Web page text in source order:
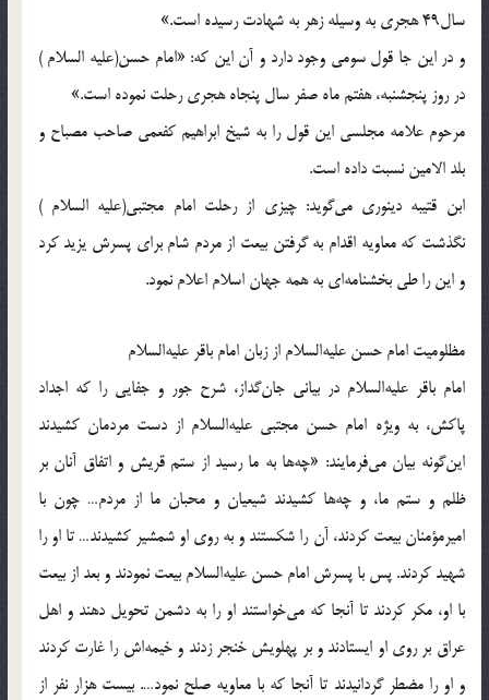
سال‌49 هجرى به وسيله زهر به شهادت رسيده است.»
و در اين جا قول سومى وجود دارد و آن اين كه: «امام حسن(علیه السلام )‌
در روز پنجشنبه، هفتم ماه صفر سال پنجاه هجرى رحلت نموده است.»
مرحوم علامه مجلسى اين قول را به شيخ ابراهيم كفعمى صاحب مصباح و
بلد الامين نسبت داده است.
ابن قتيبه دينورى مى‌گويد: چيزى از رحلت امام مجتبى(علیه السلام )‌
نگذشت كه معاويه اقدام به گرفتن بيعت از مردم شام براى پسرش يزيد كرد
و اين را طى بخشنامه‌اى به همه جهان اسلام اعلام نمود.
مظلومیت امام حسن علیه‌السلام از زبان امام باقر علیه‌السلام
امام باقر علیه‌السلام در بیانی جان‌گداز، شرح جور و جفایی را که اجداد
پاکش، به ویژه امام حسن مجتبی علیه‌السلام از دست مردمان کشیدند
این‌گونه بیان می‌فرمایند: «چه‌ها به ما رسید از ستم قریش و اتفاق آنان بر
ظلم و ستم ما، و چه‌ها کشیدند شیعیان و محبان ما از مردم… چون با
امیرمؤمنان بیعت کردند، آن را شکستند و به روی او شمشیر کشیدند… تا او را
شهید کردند. پس با پسرش امام حسن علیه‌السلام بیعت نمودند و بعد از بیعت
با او، مکر کردند تا آنجا که می‌خواستند او را به دشمن تحویل دهند و اهل
عراق بر روی او ایستادند و بر پهلویش خنجر زدند و خیمه‌اش را غارت کردند
و او را مضطر گردانیدند تا آنجا که با معاویه صلح نمود…. بیست هزار نفر از